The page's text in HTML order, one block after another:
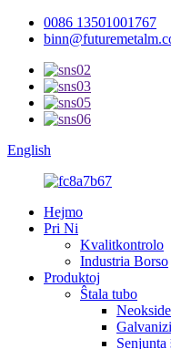
0086 13501001767
English
Hejmo
Pri Ni
Kvalitkontrolo
Industria Borso
Produktoj
Ŝtala tubo
Senjunta